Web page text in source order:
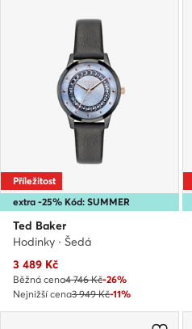
extra -25% Kód: SUMMER
Příležitost
Ted Baker
Hodinky · Šedá
Aktuální cena
3 489 Kč
Běžná cena4 746 Kč-26%
Nejnižší cena3 949 Kč-11%